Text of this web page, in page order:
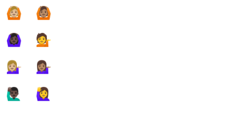
🙆🏼
🙆🏽
🙆🏿‍♀️
💁
💁🏼‍♀️
💁🏽‍♀️
🙋🏿‍♂️
🙋‍♀️